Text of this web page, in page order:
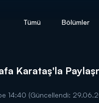
Tümü Bölümler
Karataş'la
14:40 (Güncellendi: